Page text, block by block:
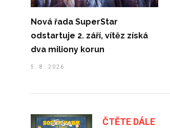
Nová řada SuperStar
odstartuje 2. září, vítěz získá
dva miliony korun
5. 8. 2026
ČTĚTE DÁLE